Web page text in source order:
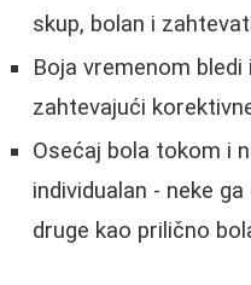
skup, bolan i
Boja vremenom
zahtevajući
Osećaj bola tokom i
individualan - neke
druge kao prilično